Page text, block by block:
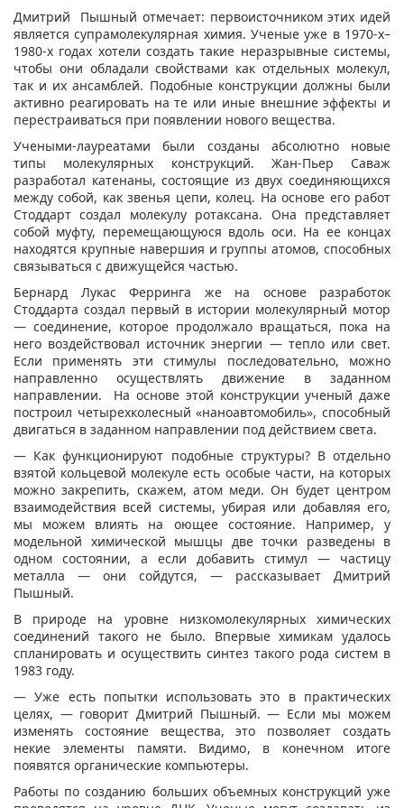
Дмитрий Пышный отмечает: первоисточником этих идей
является супрамолекулярная химия. Ученые уже в 1970-х–
1980-х годах хотели создать такие неразрывные системы,
чтобы они обладали свойствами как отдельных молекул,
так и их ансамблей. Подобные конструкции должны были
активно реагировать на те или иные внешние эффекты и
перестраиваться при появлении нового вещества.
Учеными-лауреатами были созданы абсолютно новые
типы молекулярных конструкций. Жан-Пьер Саваж
разработал катенаны, состоящие из двух соединяющихся
между собой, как звенья цепи, колец. На основе его работ
Стоддарт создал молекулу ротаксана. Она представляет
собой муфту, перемещающуюся вдоль оси. На ее концах
находятся крупные навершия и группы атомов, способных
связываться с движущейся частью.
Бернард Лукас Ферринга же на основе разработок
Стоддарта создал первый в истории молекулярный мотор
— соединение, которое продолжало вращаться, пока на
него воздействовал источник энергии — тепло или свет.
Если применять эти стимулы последовательно, можно
направленно осуществлять движение в заданном
направлении. На основе этой конструкции ученый даже
построил четырехколесный «наноавтомобиль», способный
двигаться в заданном направлении под действием света.
— Как функционируют подобные структуры? В отдельно
взятой кольцевой молекуле есть особые части, на которых
можно закрепить, скажем, атом меди. Он будет центром
взаимодействия всей системы, убирая или добавляя его,
мы можем влиять на оющее состояние. Например, у
модельной химической мышцы две точки разведены в
одном состоянии, а если добавить стимул — частицу
металла — они сойдутся, — рассказывает Дмитрий
Пышный.
В природе на уровне низкомолекулярных химических
соединений такого не было. Впервые химикам удалось
спланировать и осуществить синтез такого рода систем в
1983 году.
— Уже есть попытки использовать это в практических
целях, — говорит Дмитрий Пышный. — Если мы можем
изменять состояние вещества, это позволяет создать
некие элементы памяти. Видимо, в конечном итоге
появятся органические компьютеры.
Работы по созданию больших объемных конструкций уже